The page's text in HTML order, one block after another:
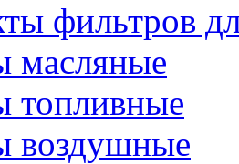
фильтров
масляные
топливные
воздушные